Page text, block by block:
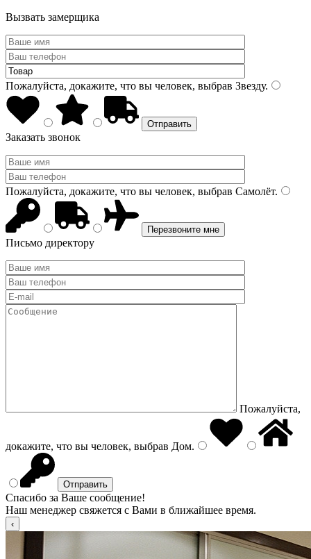
Вызвать замерщика
Пожалуйста, докажите, что вы человек, выбрав Звезду.
Заказать звонок
Пожалуйста, докажите, что вы человек, выбрав Самолёт.
Письмо директору
Пожалуйста,
докажите, что вы человек, выбрав Дом.
Спасибо за Ваше сообщение!
Наш менеджер свяжется с Вами в ближайшее время.